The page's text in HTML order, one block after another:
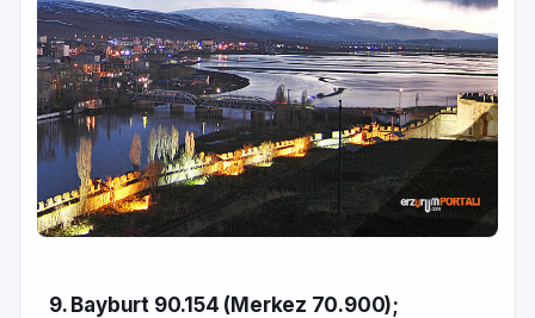
9. Bayburt 90.154 (Merkez 70.900);